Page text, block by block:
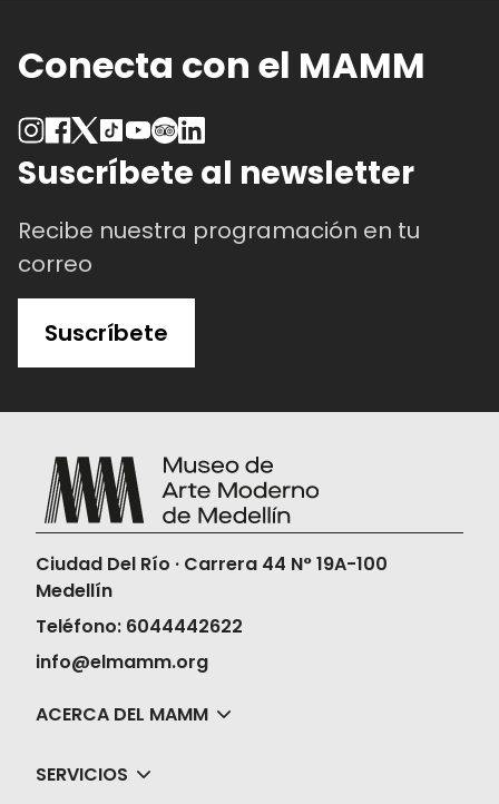
Conecta con el MAMM
Suscríbete al newsletter
Recibe nuestra programación en tu
correo
Suscríbete
Ciudad Del Río · Carrera 44 N° 19A-100
Medellín
Teléfono: 6044442622
info@elmamm.org
ACERCA DEL MAMM
SERVICIOS